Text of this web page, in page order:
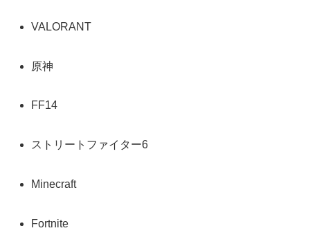
VALORANT
原神
FF14
ストリートファイター6
Minecraft
Fortnite